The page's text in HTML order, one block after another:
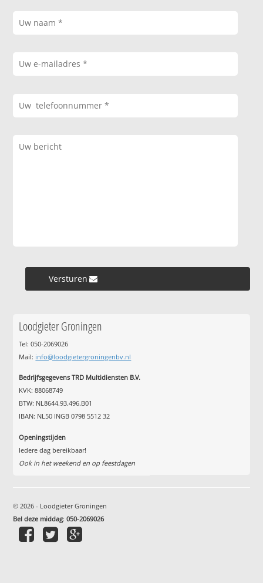
Versturen »
Loodgieter Groningen
Tel: 050-2069026
Mail: info@loodgietergroningenbv.nl
Bedrijfsgegevens TRD Multidiensten B.V.
KVK: 88068749
BTW: NL8644.93.496.B01
IBAN: NL50 INGB 0798 5512 32
Openingstijden
Iedere dag bereikbaar!
Ook in het weekend en op feestdagen
© 2026 - Loodgieter Groningen
Bel deze middag:050-2069026